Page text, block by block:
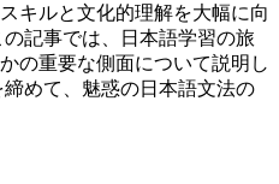
キルと文化的理解を大幅に向
記事では、日本語学習の旅
の重要な側面について説明し
めて、魅惑の日本語文法の